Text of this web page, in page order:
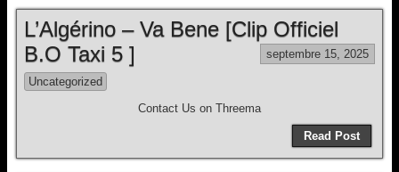
L’Algérino – Va Bene [Clip Officiel
B.O Taxi 5 ]
septembre 15, 2025
Uncategorized
Contact Us on Threema
Read Post